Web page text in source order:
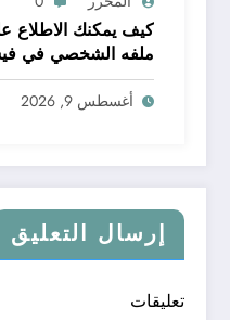
كيف يمكنك
ملفه الشخصي في
الشخصي في
أغسطس 9, 2026
إرسال التعليق
تعليقات